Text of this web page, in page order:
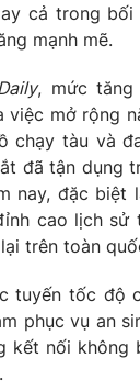
VTV
Bất
Tấm
Vươn
VTV8
English
cả trong bối
mạnh mẽ.
, mức tăng
việc mở rộng
chạy tàu và
đã tận dụng
nay, đặc biệt
cao lịch sử
trên toàn
tuyến tốc độ
phục vụ an
kết nối không